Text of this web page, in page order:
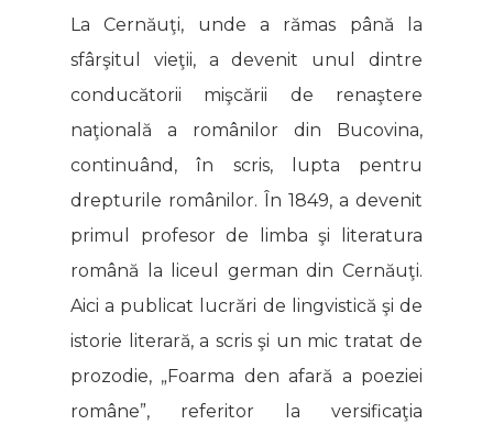
La Cernăuţi, unde a rămas până la
sfârşitul vieţii, a devenit unul dintre
conducătorii mişcării de renaştere
naţională a românilor din Bucovina,
continuând, în scris, lupta pentru
drepturile românilor. În 1849, a devenit
primul profesor de limba şi literatura
română la liceul german din Cernăuţi.
Aici a publicat lucrări de lingvistică şi de
istorie literară, a scris şi un mic tratat de
prozodie, „Foarma den afară a poeziei
române”, referitor la versificaţia